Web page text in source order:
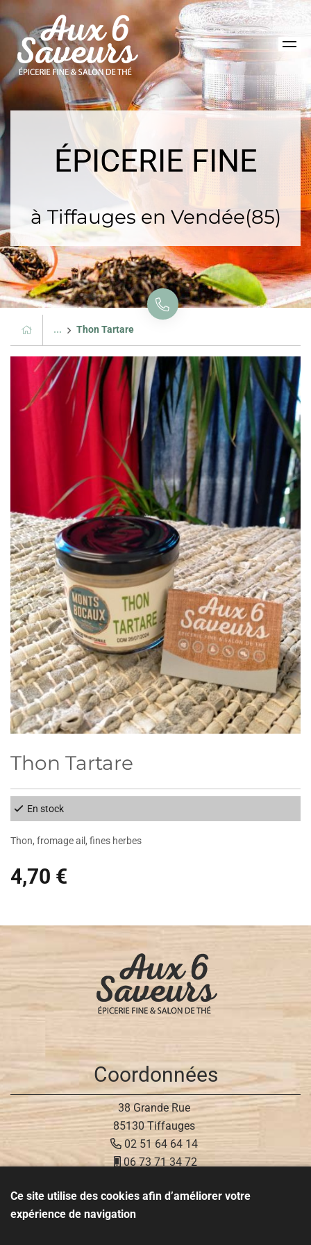
ÉPICERIE FINE
à Tiffauges en Vendée(85)
... Thon Tartare
Thon Tartare
En stock
Thon, fromage ail, fines herbes
4,70 €
Coordonnées
38 Grande Rue
85130 Tiffauges
02 51 64 64 14
06 73 71 34 72
Réseaux sociaux
Ce site utilise des cookies afin d’améliorer votre
expérience de navigation